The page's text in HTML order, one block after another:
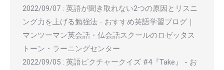
2022/09/07 : 英語が聞き取れない2つの原因とリスニ
ング力を上げる勉強法 - おすすめ英語学習ブログ｜
マンツーマン英会話・仏会話スクールのロゼッタス
トーン・ラーニングセンター
2022/09/05 : 英語ピクチャークイズ #4『Take』 - お